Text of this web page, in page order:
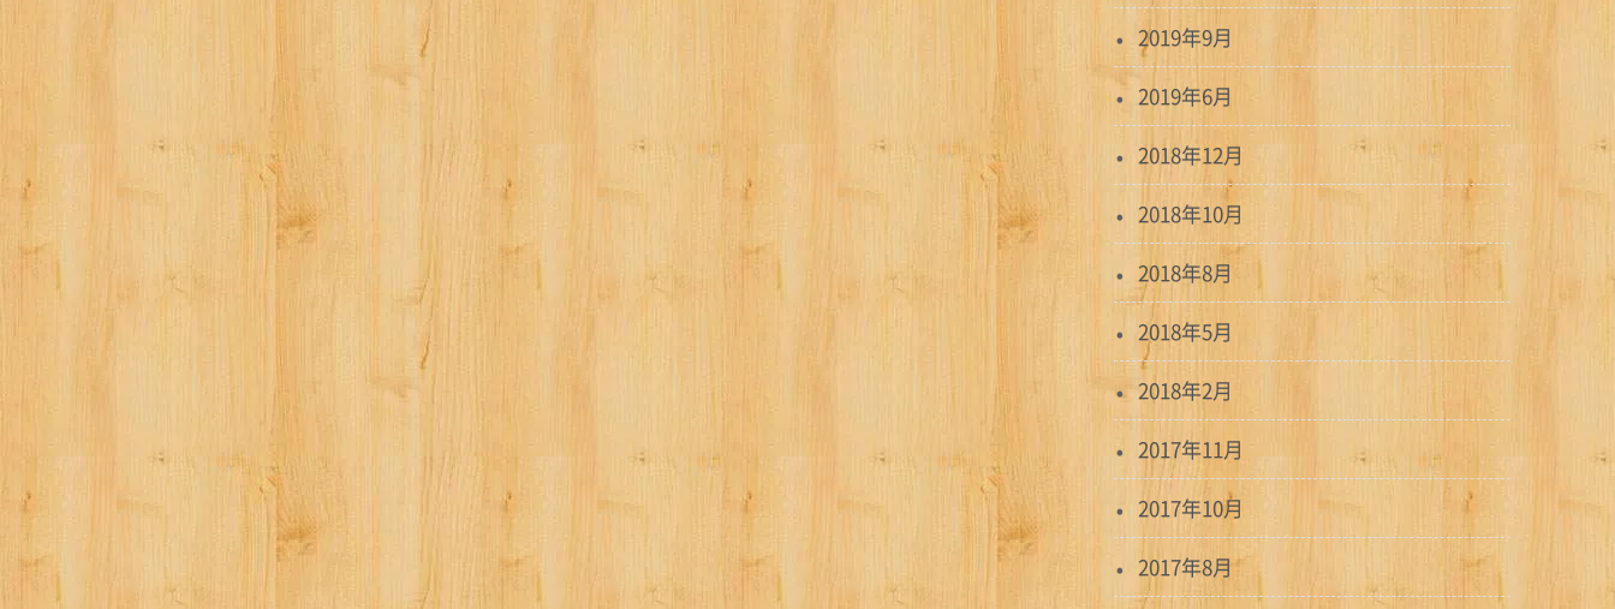
2019年9月
2019年6月
2018年12月
2018年10月
2018年8月
2018年5月
2018年2月
2017年11月
2017年10月
2017年8月